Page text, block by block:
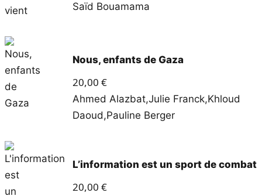
Saïd Bouamama
Nous, enfants de Gaza
20,00 €
Ahmed Alazbat,Julie Franck,Khloud
Daoud,Pauline Berger
L’information est un sport de combat
20,00 €